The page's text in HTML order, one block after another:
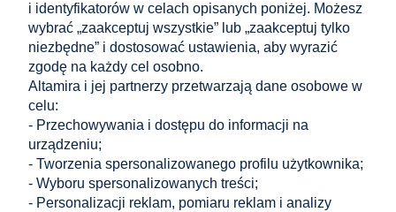
0,73 zł
Cena netto: 0,59 zł do koszyka
Nakrętka kołnierzowa DIN 6923 M10 – stal
nierdzewna A2 do instalacji PV
0,31 zł
Cena netto:0,25 zł do koszyka
i identyfikatorów w celach opisanych poniżej. Możesz
wybrać „zaakceptuj wszystkie” lub „zaakceptuj tylko
niezbędne” i dostosować ustawienia, aby wyrazić
zgodę na każdy cel osobno.
Altamira i jej partnerzy przetwarzają dane osobowe w
celu:
- Przechowywania i dostępu do informacji na
urządzeniu;
- Tworzenia spersonalizowanego profilu użytkownika;
- Wyboru spersonalizowanych treści;
- Personalizacji reklam, pomiaru reklam i analizy